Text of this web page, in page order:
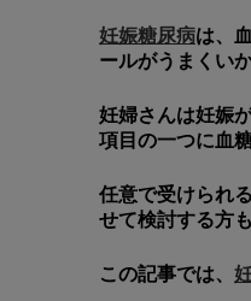
妊娠糖尿病は、
ールがうまくい
妊婦さんは妊娠
項目の一つに血
任意で受けられ
せて検討する方
この記事では、